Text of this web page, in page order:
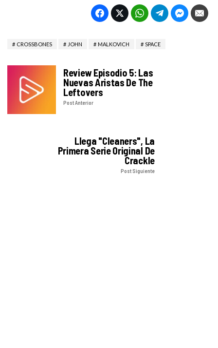
CROSSBONES JOHN MALKOVICH SPACE
Review Episodio 5: Las
Nuevas Aristas De The
Leftovers
Post Anterior
Llega "Cleaners", La
Primera Serie Original De
Crackle
Post Siguiente